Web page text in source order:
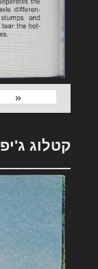
«
קטלוג ג'יפ 1972